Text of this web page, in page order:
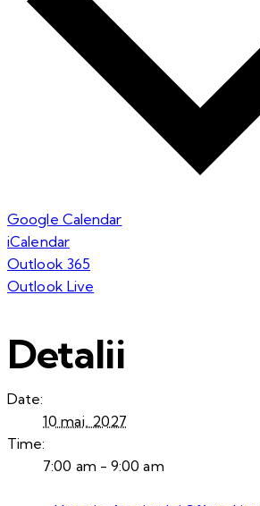
Google Calendar
iCalendar
Outlook 365
Outlook Live
Detalii
Date:
10 mai, 2027
Time:
7:00 am - 9:00 am